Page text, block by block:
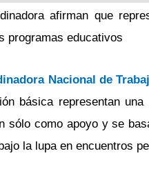
afirman que
programas educativos
Nacional de
básica representan
sólo como apoyo y se
la lupa en encuentros